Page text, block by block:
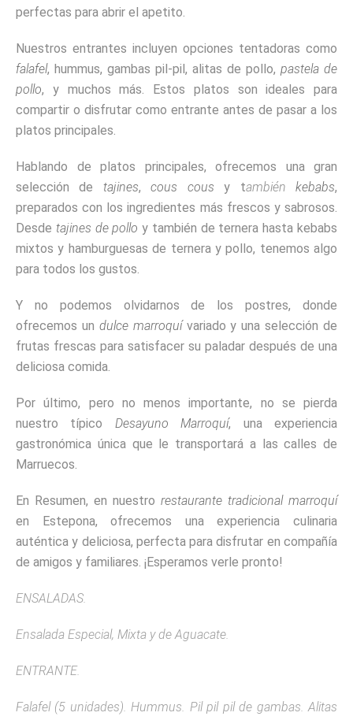
perfectas para abrir el apetito.
Nuestros entrantes incluyen opciones tentadoras como
falafel, hummus, gambas pil-pil, alitas de pollo, pastela de
pollo, y muchos más. Estos platos son ideales para
compartir o disfrutar como entrante antes de pasar a los
platos principales.
Hablando de platos principales, ofrecemos una gran
selección de tajines,cous cous y también kebabs,
preparados con los ingredientes más frescos y sabrosos.
Desde tajines de pollo y también de ternera hasta kebabs
mixtos y hamburguesas de ternera y pollo, tenemos algo
para todos los gustos.
Y no podemos olvidarnos de los postres, donde
ofrecemos un dulce marroquí variado y una selección de
frutas frescas para satisfacer su paladar después de una
deliciosa comida.
Por último, pero no menos importante, no se pierda
nuestro típico Desayuno Marroquí, una experiencia
gastronómica única que le transportará a las calles de
Marruecos.
En Resumen, en nuestro restaurante tradicional marroquí
en Estepona, ofrecemos una experiencia culinaria
auténtica y deliciosa, perfecta para disfrutar en compañía
de amigos y familiares. ¡Esperamos verle pronto!
ENSALADAS.
Ensalada Especial, Mixta y de Aguacate.
ENTRANTE.
Falafel (5 unidades). Hummus. Pil pil pil de gambas. Alitas